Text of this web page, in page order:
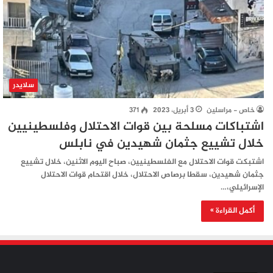
سلايدر
خاص - مراسلين 3 أبريل، 2023 371
اشتباكات مسلحة بين قوات الاحتلال وفلسطينيين
خلال تشييع جثمان شهيدين في نابلس
اشتبكت قوات الاحتلال مع الفلسطينيين، صباح اليوم الاثنين، خلال تشييع
جثمان شهيدين، سقطا برصاص الاحتلال، خلال اقتحام قوات الاحتلال
الإسرائيلي،…
أكمل القراءة »